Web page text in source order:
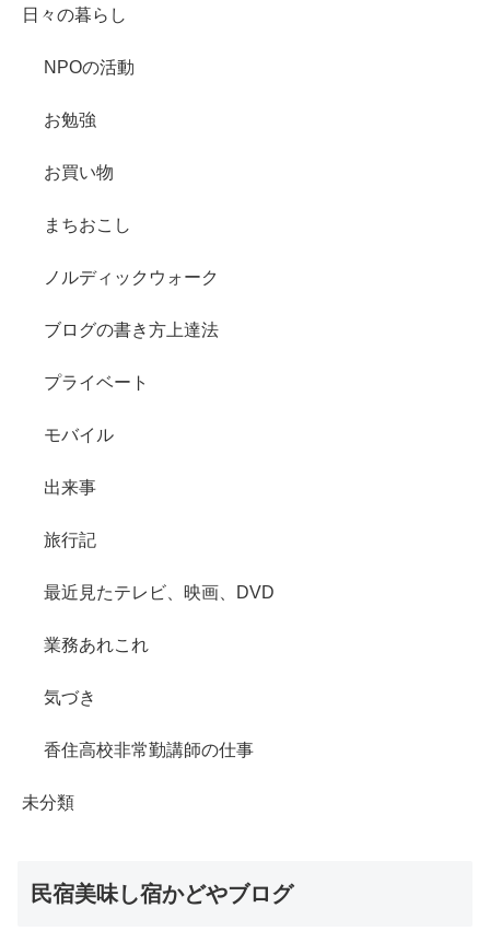
日々の暮らし
NPOの活動
お勉強
お買い物
まちおこし
ノルディックウォーク
ブログの書き方上達法
プライベート
モバイル
出来事
旅行記
最近見たテレビ、映画、DVD
業務あれこれ
気づき
香住高校非常勤講師の仕事
未分類
民宿美味し宿かどやブログ